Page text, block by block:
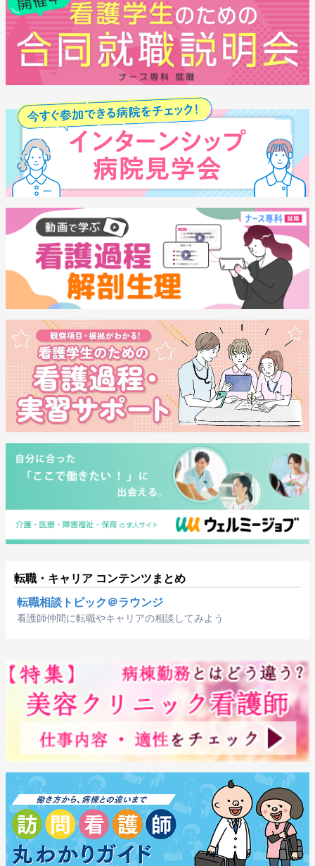
転職・キャリア コンテンツまとめ
転職相談トピック＠ラウンジ
看護師仲間に転職やキャリアの相談してみよう